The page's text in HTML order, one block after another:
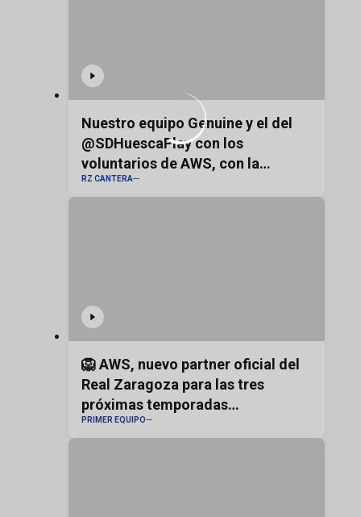
Nuestro equipo Genuine y el del
@SDHuescaPlay con los
voluntarios de AWS, con la
bandera de Aragón
RZ CANTERA
🦁 AWS, nuevo partner oficial del
Real Zaragoza para las tres
próximas temporadas
#realzaragoza
PRIMER EQUIPO